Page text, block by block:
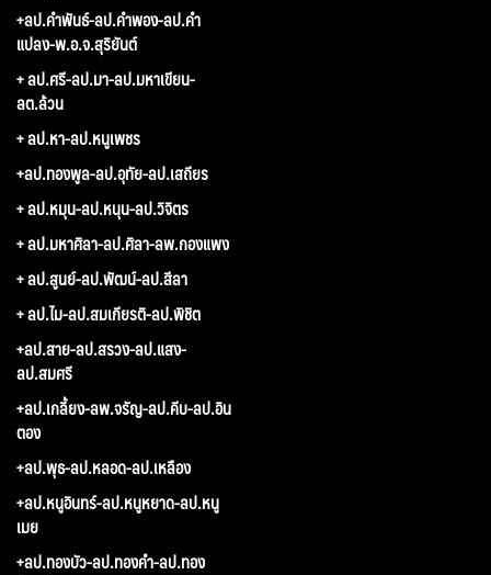
+ลป.คำพันธ์-ลป.คำพอง-ลป.คำ
แปลง-พ.อ.จ.สุริยันต์
+ ลป.ศรี-ลป.มา-ลป.มหาเขียน-
ลต.ล้วน
+ ลป.หา-ลป.หนูเพชร
+ลป.ทองพูล-ลป.อุทัย-ลป.เสถียร
+ ลป.หมุน-ลป.หนุน-ลป.วิจิตร
+ ลป.มหาศิลา-ลป.ศิลา-ลพ.กองแพง
+ ลป.สูนย์-ลป.พัฒน์-ลป.สีลา
+ ลป.ไม-ลป.สมเกียรติ-ลป.พิชิต
+ลป.สาย-ลป.สรวง-ลป.แสง-
ลป.สมศรี
+ลป.เกลี้ยง-ลพ.จรัญ-ลป.คีบ-ลป.อิน
ตอง
+ลป.พุธ-ลป.หลอด-ลป.เหลือง
+ลป.หนูอินทร์-ลป.หนูหยาด-ลป.หนู
เมย
+ลป.ทองบัว-ลป.ทองคำ-ลป.ทอง